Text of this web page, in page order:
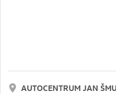
AUTOCENTRUM JAN